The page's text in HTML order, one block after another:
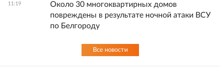
11:19
Около 30 многоквартирных домов
повреждены в результате ночной атаки ВСУ
по Белгороду
Все новости